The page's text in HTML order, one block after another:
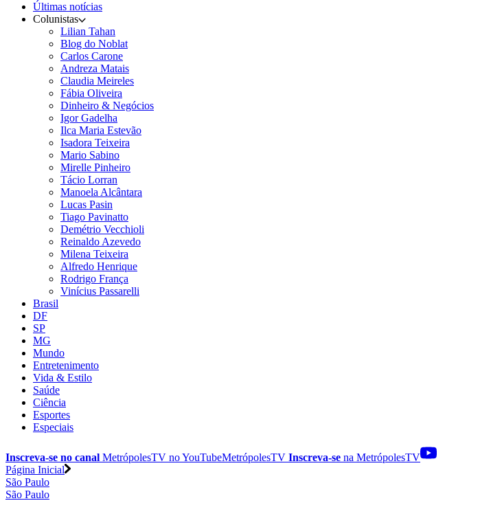
Últimas notícias
Colunistas
Lilian Tahan
Blog do Noblat
Carlos Carone
Andreza Matais
Claudia Meireles
Fábia Oliveira
Dinheiro & Negócios
Igor Gadelha
Ilca Maria Estevão
Isadora Teixeira
Mario Sabino
Mirelle Pinheiro
Tácio Lorran
Manoela Alcântara
Lucas Pasin
Tiago Pavinatto
Demétrio Vecchioli
Reinaldo Azevedo
Milena Teixeira
Alfredo Henrique
Rodrigo França
Vinícius Passarelli
Brasil
DF
SP
MG
Mundo
Entretenimento
Vida & Estilo
Saúde
Ciência
Esportes
Especiais
Inscreva-se no canal MetrópolesTV noYouTubeMetrópolesTV Inscreva-se na MetrópolesTV
Página Inicial
São Paulo
São Paulo